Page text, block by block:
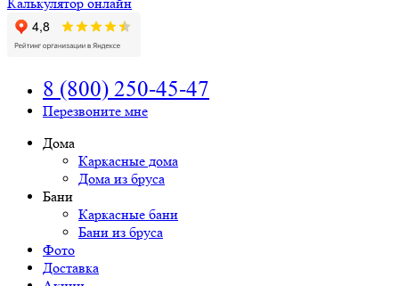
8 (800) 250-45-47
Перезвоните мне
Дома
Каркасные дома
Дома из бруса
Бани
Каркасные бани
Бани из бруса
Фото
Доставка